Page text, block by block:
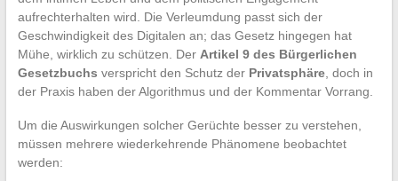
aufrechterhalten wird. Die Verleumdung passt sich der
Geschwindigkeit des Digitalen an; das Gesetz hingegen hat
Mühe, wirklich zu schützen. Der Artikel 9 des Bürgerlichen
Gesetzbuchs verspricht den Schutz der Privatsphäre, doch in
der Praxis haben der Algorithmus und der Kommentar Vorrang.
Um die Auswirkungen solcher Gerüchte besser zu verstehen,
müssen mehrere wiederkehrende Phänomene beobachtet
werden: